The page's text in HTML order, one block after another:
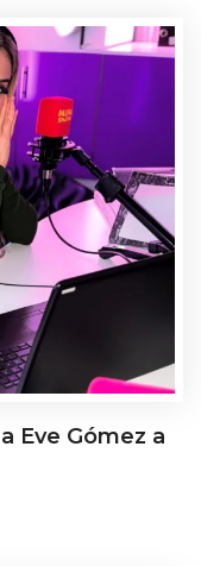
Eve Gómez a